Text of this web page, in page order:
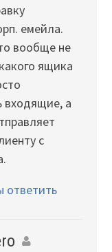
емейла.
вообще не
ящика
входящие, а
с
ответить